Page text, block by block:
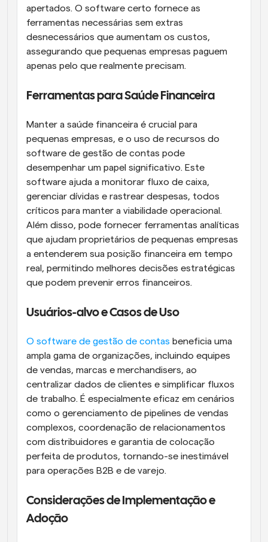
apertados. O software certo fornece as
ferramentas necessárias sem extras
desnecessários que aumentam os custos,
assegurando que pequenas empresas paguem
apenas pelo que realmente precisam.
Ferramentas para Saúde Financeira
Manter a saúde financeira é crucial para
pequenas empresas, e o uso de recursos do
software de gestão de contas pode
desempenhar um papel significativo. Este
software ajuda a monitorar fluxo de caixa,
gerenciar dívidas e rastrear despesas, todos
críticos para manter a viabilidade operacional.
Além disso, pode fornecer ferramentas analíticas
que ajudam proprietários de pequenas empresas
a entenderem sua posição financeira em tempo
real, permitindo melhores decisões estratégicas
que podem prevenir erros financeiros.
Usuários-alvo e Casos de Uso
O software de gestão de contas beneficia uma
ampla gama de organizações, incluindo equipes
de vendas, marcas e merchandisers, ao
centralizar dados de clientes e simplificar fluxos
de trabalho. É especialmente eficaz em cenários
como o gerenciamento de pipelines de vendas
complexos, coordenação de relacionamentos
com distribuidores e garantia de colocação
perfeita de produtos, tornando-se inestimável
para operações B2B e de varejo.
Considerações de Implementação e
Adoção